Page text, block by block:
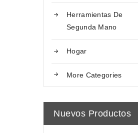
Herramientas De
Segunda Mano
Hogar
More Categories
Nuevos Productos